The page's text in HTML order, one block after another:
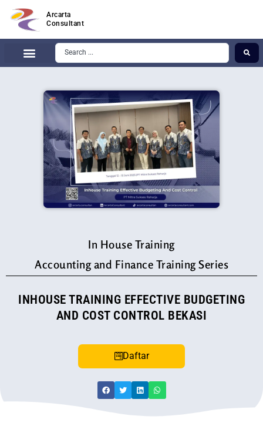
Arcarta
Consultant
In House Training
Accounting and Finance Training Series
INHOUSE TRAINING EFFECTIVE BUDGETING
AND COST CONTROL BEKASI
Daftar